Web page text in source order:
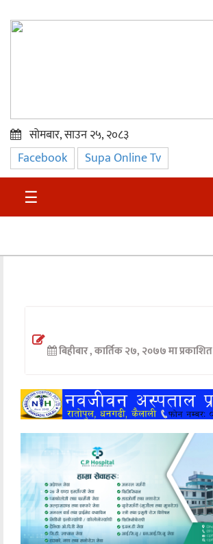
प्रमुख
समाचार
सुदुर
अन्तर्वार्ता
खेलकुद
मनोरञ्जन
अन्य
सोमबार, साउन २५, २०८३
Facebook Supa Online Tv
☰
बिहीबार , कार्तिक २७, २०७७ मा प्रकाशित